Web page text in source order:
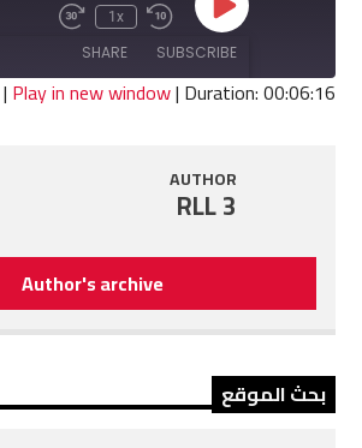
Play
Episode
Rewind
10
Seconds
1x
Fast
seconds
SUBSCRIBE
SHARE
| Play in new window| Duration: 00:06:16
AUTHOR
RLL 3
Author's archive
بحث الموقع